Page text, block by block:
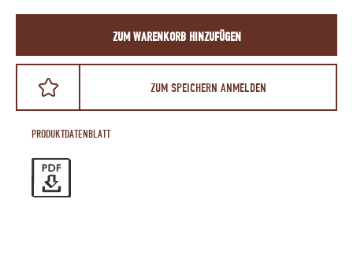
ZUM WARENKORB HINZUFÜGEN
ZUM SPEICHERN ANMELDEN
PRODUKTDATENBLATT